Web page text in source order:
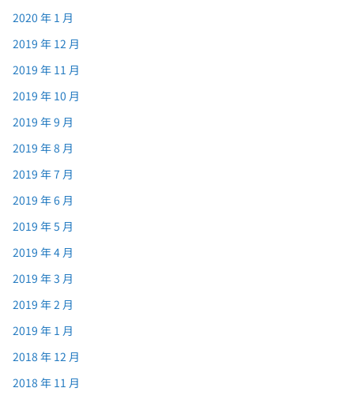
2020 年 1 月
2019 年 12 月
2019 年 11 月
2019 年 10 月
2019 年 9 月
2019 年 8 月
2019 年 7 月
2019 年 6 月
2019 年 5 月
2019 年 4 月
2019 年 3 月
2019 年 2 月
2019 年 1 月
2018 年 12 月
2018 年 11 月